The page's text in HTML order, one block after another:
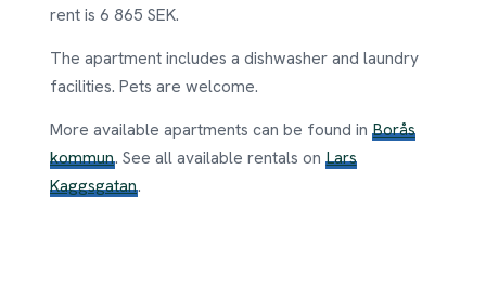
rent is 6 865 SEK.
The apartment includes a dishwasher and laundry
facilities. Pets are welcome.
More available apartments can be found in Borås
kommun. See all available rentals on Lars
Kaggsgatan.